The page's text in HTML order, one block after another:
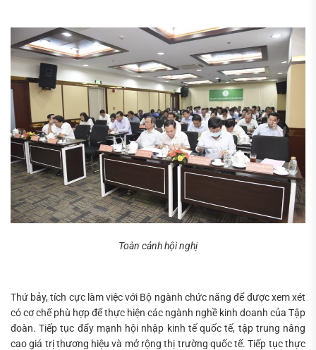
Toàn cảnh hội nghị
Thứ bảy, tích cực làm việc với Bộ ngành chức năng để được xem xét
có cơ chế phù hợp để thực hiện các ngành nghề kinh doanh của Tập
đoàn. Tiếp tục đẩy mạnh hội nhập kinh tế quốc tế, tập trung nâng
cao giá trị thương hiệu và mở rộng thị trường quốc tế. Tiếp tục thực